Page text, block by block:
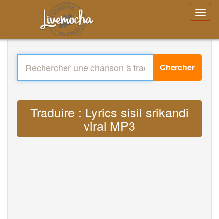
Chercher
Traduire : Lyrics sisil srikandi
viral MP3